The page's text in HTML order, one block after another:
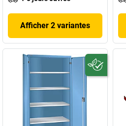
Afficher 2 variantes